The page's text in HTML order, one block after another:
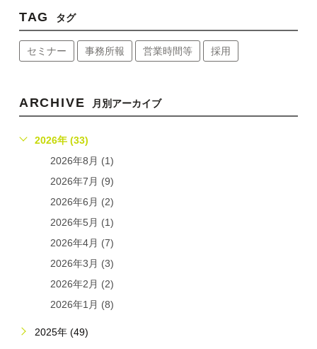
TAG タグ
セミナー 事務所報 営業時間等 採用
ARCHIVE 月別アーカイブ
2026年 (33)
2026年8月 (1)
2026年7月 (9)
2026年6月 (2)
2026年5月 (1)
2026年4月 (7)
2026年3月 (3)
2026年2月 (2)
2026年1月 (8)
2025年 (49)